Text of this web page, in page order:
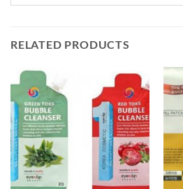
RELATED PRODUCTS